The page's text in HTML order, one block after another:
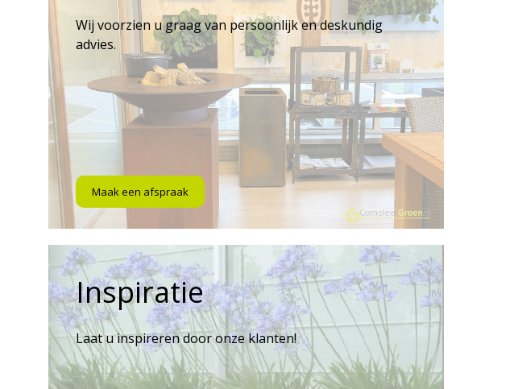
Wij voorzien u graag van persoonlijk en deskundig
advies.
Maak een afspraak
Inspiratie
Laat u inspireren door onze klanten!